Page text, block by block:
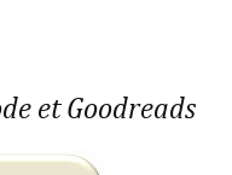
et Goodreads